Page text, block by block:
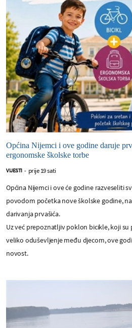
Općina Nijemci i ove godine daruje
ergonomske školske torbe
VIJESTI - prije 19 sati
Općina Nijemci i ove će godine razveseliti
povodom početka nove školske godine,
darivanja prvašića.
Uz već prepoznatljiv poklon bicikle, koji
veliko oduševljenje među djecom, ove
novost.